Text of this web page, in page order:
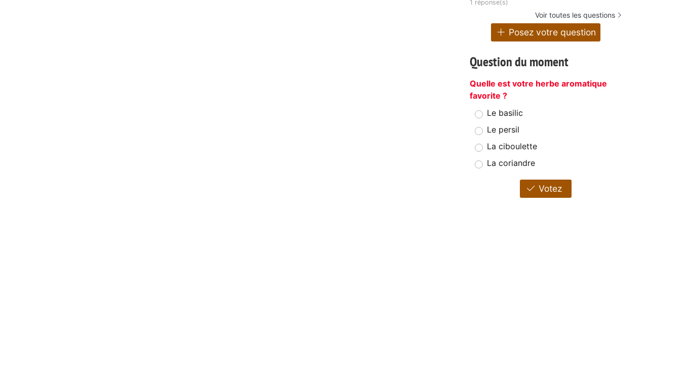
1 réponse(s)
Voir toutes les questions
Posez votre question
Question du moment
Quelle est votre herbe aromatique
favorite ?
Le basilic
Le persil
La ciboulette
La coriandre
Votez